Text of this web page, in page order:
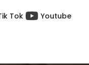
Tok Youtube